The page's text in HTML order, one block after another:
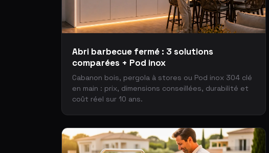
Abri barbecue fermé : 3 solutions
comparées + Pod inox
Cabanon bois, pergola à stores ou Pod inox 304 clé
en main : prix, dimensions conseillées, durabilité et
coût réel sur 10 ans.